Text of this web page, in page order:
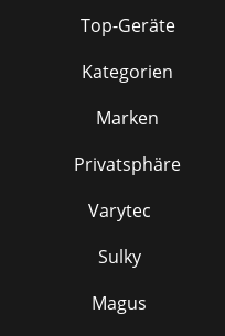
Top-Geräte
Kategorien
Marken
Privatsphäre
Varytec
Sulky
Magus